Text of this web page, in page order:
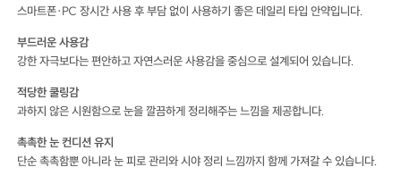
스마트폰·PC 장시간 사용 후 부담 없이 사용하기 좋은 데일리 타입 안약입니다.
부드러운 사용감
강한 자극보다는 편안하고 자연스러운 사용감을 중심으로 설계되어 있습니다.
적당한 쿨링감
과하지 않은 시원함으로 눈을 깔끔하게 정리해주는 느낌을 제공합니다.
촉촉한 눈 컨디션 유지
단순 촉촉함뿐 아니라 눈 피로 관리와 시야 정리 느낌까지 함께 가져갈 수 있습니다.